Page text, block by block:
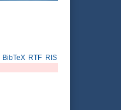
BibTeX RTF RIS